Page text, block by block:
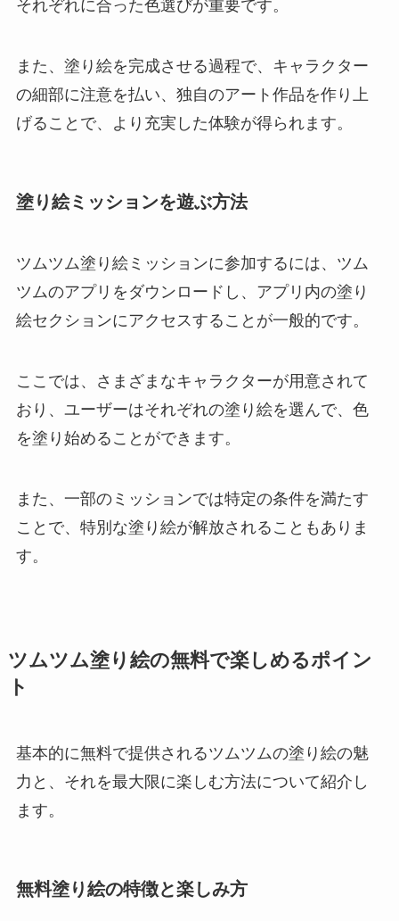
それぞれに合った色選びが重要です。
また、塗り絵を完成させる過程で、キャラクター
の細部に注意を払い、独自のアート作品を作り上
げることで、より充実した体験が得られます。
塗り絵ミッションを遊ぶ方法
ツムツム塗り絵ミッションに参加するには、ツム
ツムのアプリをダウンロードし、アプリ内の塗り
絵セクションにアクセスすることが一般的です。
ここでは、さまざまなキャラクターが用意されて
おり、ユーザーはそれぞれの塗り絵を選んで、色
を塗り始めることができます。
また、一部のミッションでは特定の条件を満たす
ことで、特別な塗り絵が解放されることもありま
す。
ツムツム塗り絵の無料で楽しめるポイン
ト
基本的に無料で提供されるツムツムの塗り絵の魅
力と、それを最大限に楽しむ方法について紹介し
ます。
無料塗り絵の特徴と楽しみ方